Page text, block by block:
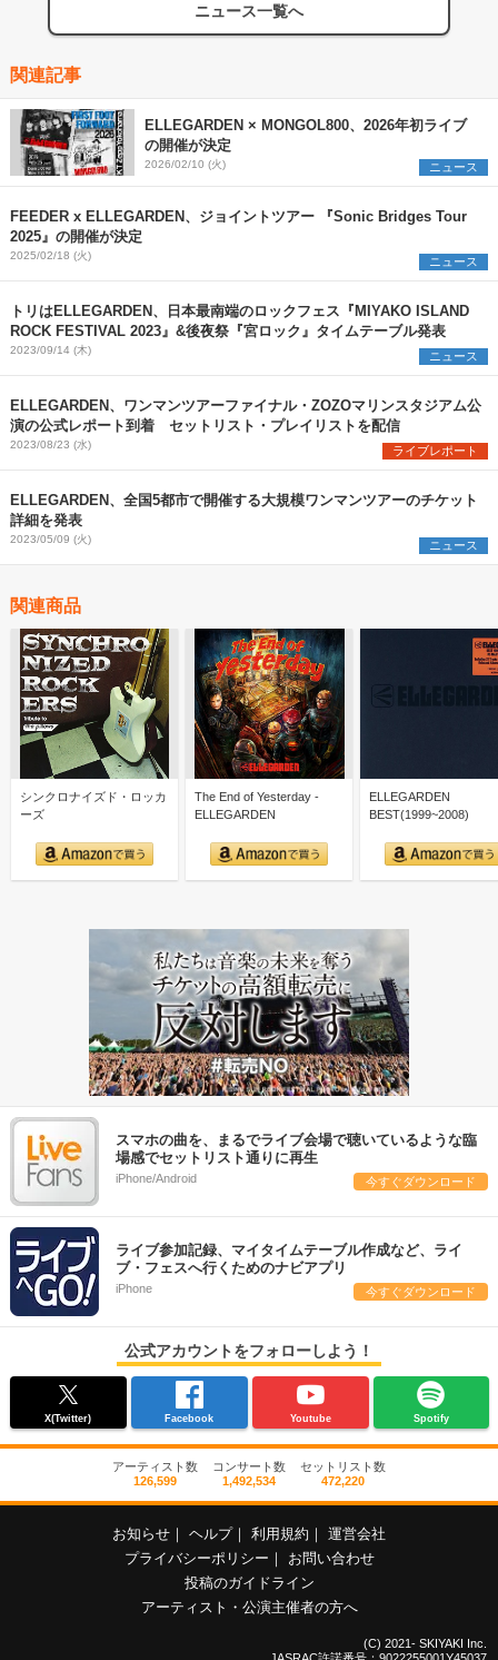
ニュース一覧へ
関連記事
ELLEGARDEN × MONGOL800、2026年初ライブ
の開催が決定
2026/02/10 (火) ニュース
FEEDER x ELLEGARDEN、ジョイントツアー 『Sonic Bridges Tour
2025』の開催が決定
2025/02/18 (火) ニュース
トリはELLEGARDEN、日本最南端のロックフェス『MIYAKO ISLAND
ROCK FESTIVAL 2023』&後夜祭『宮ロック』タイムテーブル発表
2023/09/14 (木) ニュース
ELLEGARDEN、ワンマンツアーファイナル・ZOZOマリンスタジアム公
演の公式レポート到着 セットリスト・プレイリストを配信
2023/08/23 (水) ライブレポート
ELLEGARDEN、全国5都市で開催する大規模ワンマンツアーのチケット
詳細を発表
2023/05/09 (火) ニュース
関連商品
シンクロナイズド・ロッカ
ーズ
The End of Yesterday -
ELLEGARDEN
ELLEGARDEN
BEST(1999~2008)
スマホの曲を、まるでライブ会場で聴いているような臨
場感でセットリスト通りに再生
iPhone/Android 今すぐダウンロード
ライブ参加記録、マイタイムテーブル作成など、ライ
ブ・フェスへ行くためのナビアプリ
iPhone 今すぐダウンロード
公式アカウントをフォローしよう！
X(Twitter) Facebook Youtube Spotify
アーティスト数
126,599
コンサート数
1,492,534
セットリスト数
472,220
お知らせ ヘルプ 利用規約
運営会社
プライバシーポリシー
お問い合わせ
投稿のガイドライン
アーティスト・公演主催者の方へ
(C) 2021- SKIYAKI Inc.